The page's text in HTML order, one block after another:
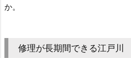
か。
修理が長期間できる江戸川